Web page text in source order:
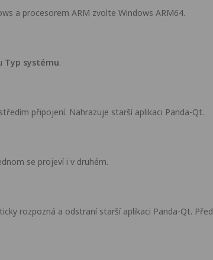
a procesorem ARM zvolte Windows ARM64.
Typ systému.
připojení. Nahrazuje starší aplikaci Panda-Qt.
se projeví i v druhém.
rozpozná a odstraní starší aplikaci Panda-Qt. Před